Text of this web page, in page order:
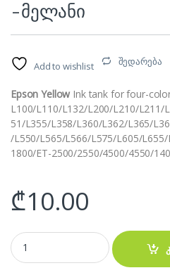
-მელანი
Add to wishlist შედარება
Epson Yellow Ink tank for four-
L100/L110/L132/L200/L210/L211/
51/L355/L358/L360/L362/L365/
/L550/L565/L566/L575/L605/
1800/ET-2500/2550/4500/4550/
₾10.00
Epson 673 Yellow Ink -მელანი